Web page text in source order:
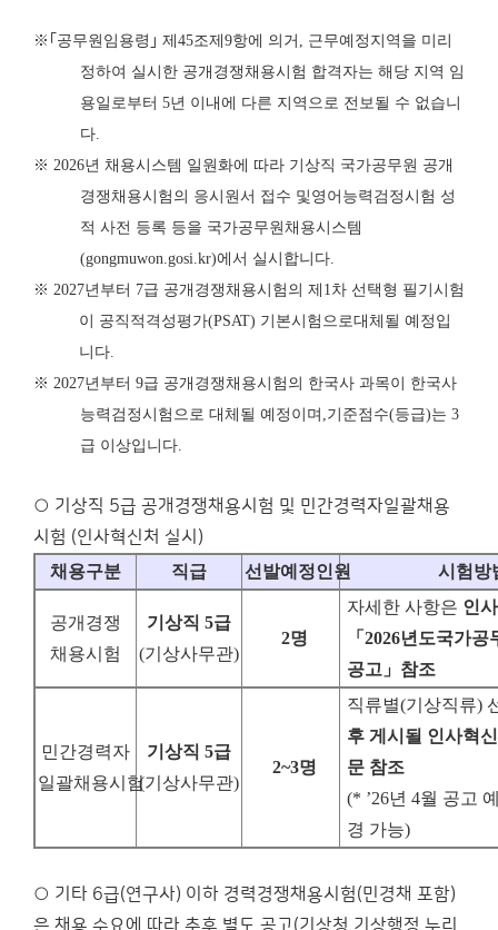
※ ｢ 공무원임용령 ｣ 제 45조제 9항에 의거 , 근무예정지역을 미리
정하여 실시한 공개 경쟁채용시험 합격자는 해당 지역 임
용일로부터 5년 이내에 다른 지역으로 전보될 수 없습니
다.
※ 2026년 채용시스템 일원화에 따라 기상직 국가공무원 공개
경쟁채용시험의 응시원서 접수 및 영어능력검정시험 성
적 사전 등록 등을 국가공무원채용시스템
(gongmuwon.gosi.kr)에서 실시합니다.
※ 2027년부터 7급 공개경쟁채용시험의 제 1차 선택형 필기시험
이 공직적격성평가(PSAT) 기본시험으로대체될 예정입
니다.
※ 2027년부터 9급 공개경쟁채용시험의 한국사 과목이 한국사
능력검정시험으로 대체될 예정이며 ,기준점수(등급)는 3
급 이상입니다.
○ 기상직 5급 공개경쟁채용시험 및 민간경력자일괄채용
시험 (인사혁신처 실시)
채용구분 직급 선발예정인원 시험방
공개경쟁
채용시험
기상직 5급
(기상사무관)
2명
자세한 사항은 인
「 2026년도국가공
공고 」 참조
민간경력자
일괄채용시험
기상직 5급
(기상사무관)
2~3명
직류별(기상직류)
후 게시될 인사혁
문 참조
(* ’26년 4월 공고
경 가능)
○ 기타 6급(연구사) 이하 경력경쟁채용시험(민경채 포함)
은 채용 수요에 따라 추후 별도 공고(기상청 기상행정 누리